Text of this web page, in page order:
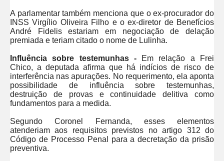
A parlamentar também menciona que o ex-procurador do
INSS Virgílio Oliveira Filho e o ex-diretor de Benefícios
André Fidelis estariam em negociação de delação
premiada e teriam citado o nome de Lulinha.
Influência sobre testemunhas -Em relação a Frei
Chico, a deputada afirma que há indícios de risco de
interferência nas apurações. No requerimento, ela aponta
possibilidade de influência sobre testemunhas,
destruição de provas e continuidade delitiva como
fundamentos para a medida.
Segundo Coronel Fernanda, esses elementos
atenderiam aos requisitos previstos no artigo 312 do
Código de Processo Penal para a decretação da prisão
preventiva.